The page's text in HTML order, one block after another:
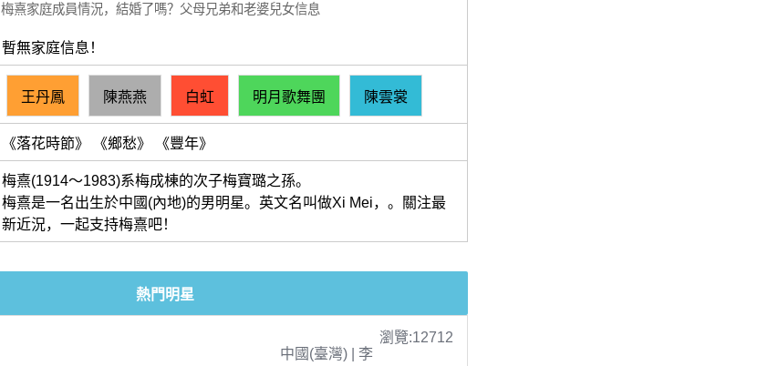
梅熹家庭成員情況，結婚了嗎？父母兄弟和老婆兒女信息
暫無家庭信息！
王丹鳳 陳燕燕 白虹 明月歌舞團 陳雲裳
《落花時節》 《鄉愁》 《豐年》
梅熹(1914～1983)系梅成棟的次子梅寶璐之孫。
梅熹是一名出生於中國(內地)的男明星。英文名叫做Xi Mei，。關注最
新近況，一起支持梅熹吧！
熱門明星
瀏覽:12712
中國(臺灣) | 李